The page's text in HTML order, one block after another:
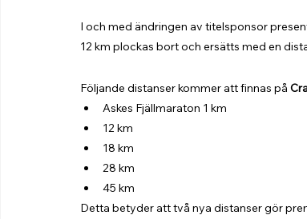
I och med ändringen av titelsponsor
12 km plockas bort och ersätts med en
Följande distanser kommer att finnas på
Askes Fjällmaraton 1 km
12 km
18 km
28 km
45 km
Detta betyder att två nya distanser gör